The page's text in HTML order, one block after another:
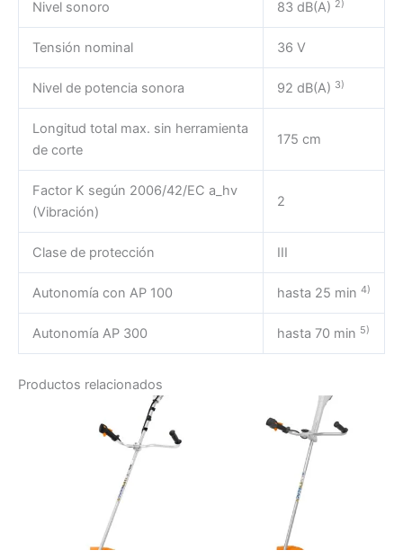
Nivel sonoro 83 dB(A) 2)
Tensión nominal 36 V
Nivel de potencia sonora 92 dB(A) 3)
Longitud total max. sin herramienta
de corte
175 cm
Factor K según 2006/42/EC a_hv
(Vibración)
2
Clase de protección III
Autonomía con AP 100 hasta 25 min 4)
Autonomía AP 300 hasta 70 min 5)
Productos relacionados